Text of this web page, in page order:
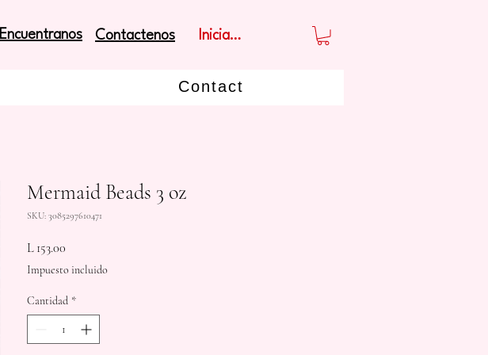
Encuentranos Contactenos Iniciar sesión
Contact
Mermaid Beads 3 oz
SKU: 3085297610471
L 153.00
Impuesto incluido
Cantidad *